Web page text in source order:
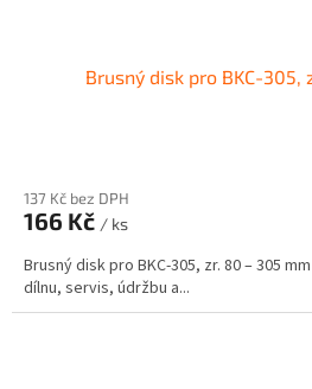
Brusný disk pro BKC-305,
137 Kč bez DPH
166 Kč / ks
Brusný disk pro BKC-305, zr. 80 – 305
dílnu, servis, údržbu a...